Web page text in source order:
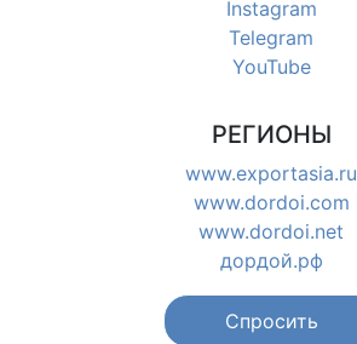
Instagram
Telegram
YouTube
РЕГИОНЫ
www.exportasia.ru
www.dordoi.com
www.dordoi.net
дордой.рф
Спросить